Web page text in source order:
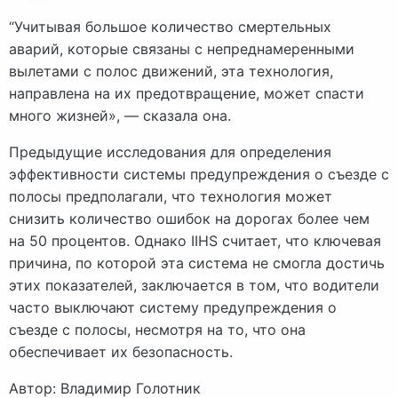
“Учитывая большое количество смертельных
аварий, которые связаны с непреднамеренными
вылетами с полос движений, эта технология,
направлена на их предотвращение, может спасти
много жизней», — сказала она.
Предыдущие исследования для определения
эффективности системы предупреждения о съезде с
полосы предполагали, что технология может
снизить количество ошибок на дорогах более чем
на 50 процентов. Однако IIHS считает, что ключевая
причина, по которой эта система не смогла достичь
этих показателей, заключается в том, что водители
часто выключают систему предупреждения о
съезде с полосы, несмотря на то, что она
обеспечивает их безопасность.
Автор: Владимир Голотник